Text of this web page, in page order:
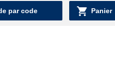
par code Panier